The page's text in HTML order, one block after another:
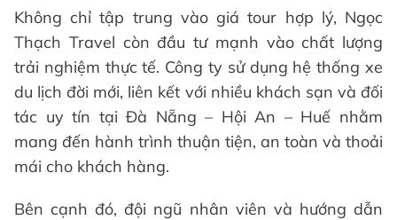
Không chỉ tập trung vào giá tour hợp lý, Ngọc
Thạch Travel còn đầu tư mạnh vào chất lượng
trải nghiệm thực tế. Công ty sử dụng hệ thống xe
du lịch đời mới, liên kết với nhiều khách sạn và đối
tác uy tín tại Đà Nẵng – Hội An – Huế nhằm
mang đến hành trình thuận tiện, an toàn và thoải
mái cho khách hàng.
Bên cạnh đó, đội ngũ nhân viên và hướng dẫn